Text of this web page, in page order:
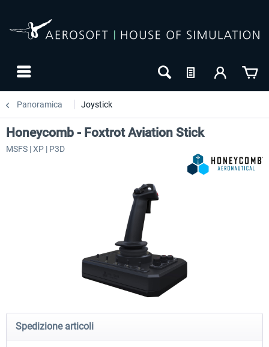
Panoramica Joystick
Honeycomb - Foxtrot Aviation Stick
Pro Flight Trainer - PUMA X
Honeycomb - Foxtrot Aviation Stick
MSFS | XP | P3D
Spedizione articoli